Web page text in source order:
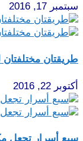
سبتمبر 17, 2016
طريقتان مختلفتان
أكتوبر 22, 2016
سبع أسرار تجعل